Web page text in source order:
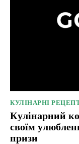
КУЛІНАРНІ
Кулінарний
своїм
призи